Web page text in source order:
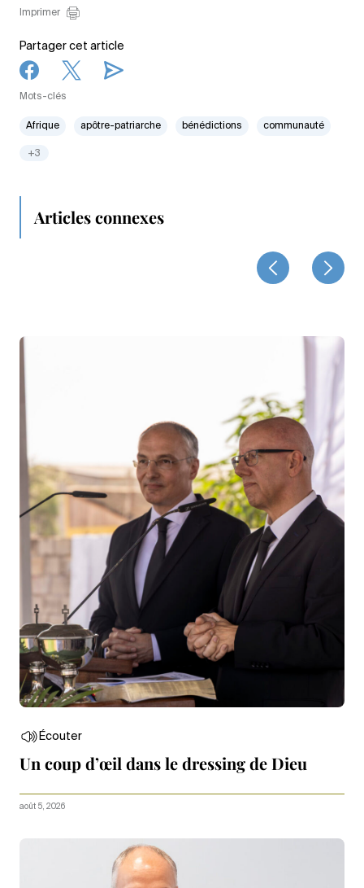
Imprimer
Partager cet article
Mots-clés
Afrique apôtre-patriarche bénédictions communauté
+3
Articles connexes
Écouter
Un coup d’œil dans le dressing de Dieu
août 5, 2026